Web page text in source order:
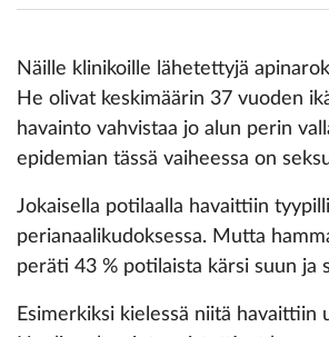
Näille klinikoille lähetettyjä
He olivat keskimäärin 37 vuoden
havainto vahvistaa jo alun perin
epidemian tässä vaiheessa on
Jokaisella potilaalla havaittiin
perianaalikudoksessa. Mutta
peräti 43 % potilaista kärsi suun ja
Esimerkiksi kielessä niitä havaittiin